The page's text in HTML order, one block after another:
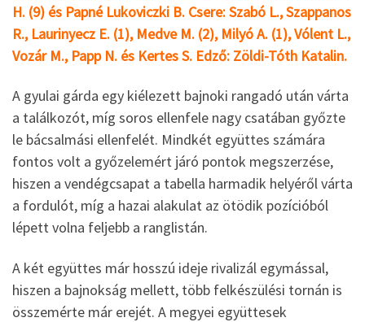
H. (9) és Papné Lukoviczki B. Csere: Szabó L., Szappanos
R., Laurinyecz E. (1), Medve M. (2), Milyó A. (1), Vólent L.,
Vozár M., Papp N. és Kertes S. Edző: Zöldi-Tóth Katalin.
A gyulai gárda egy kiélezett bajnoki rangadó után várta
a találkozót, míg soros ellenfele nagy csatában győzte
le bácsalmási ellenfelét. Mindkét együttes számára
fontos volt a győzelemért járó pontok megszerzése,
hiszen a vendégcsapat a tabella harmadik helyéről várta
a fordulót, míg a hazai alakulat az ötödik pozícióból
lépett volna feljebb a ranglistán.
A két együttes már hosszú ideje rivalizál egymással,
hiszen a bajnokság mellett, több felkészülési tornán is
összemérte már erejét. A megyei együttesek